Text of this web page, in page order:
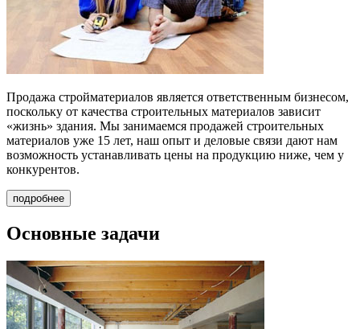
Продажа стройматериалов является ответственным бизнесом,
поскольку от качества строительных материалов зависит
«жизнь» здания. Мы занимаемся продажей строительных
материалов уже 15 лет, наш опыт и деловые связи дают нам
возможность устанавливать цены на продукцию ниже, чем у
конкурентов.
подробнее
Основные задачи